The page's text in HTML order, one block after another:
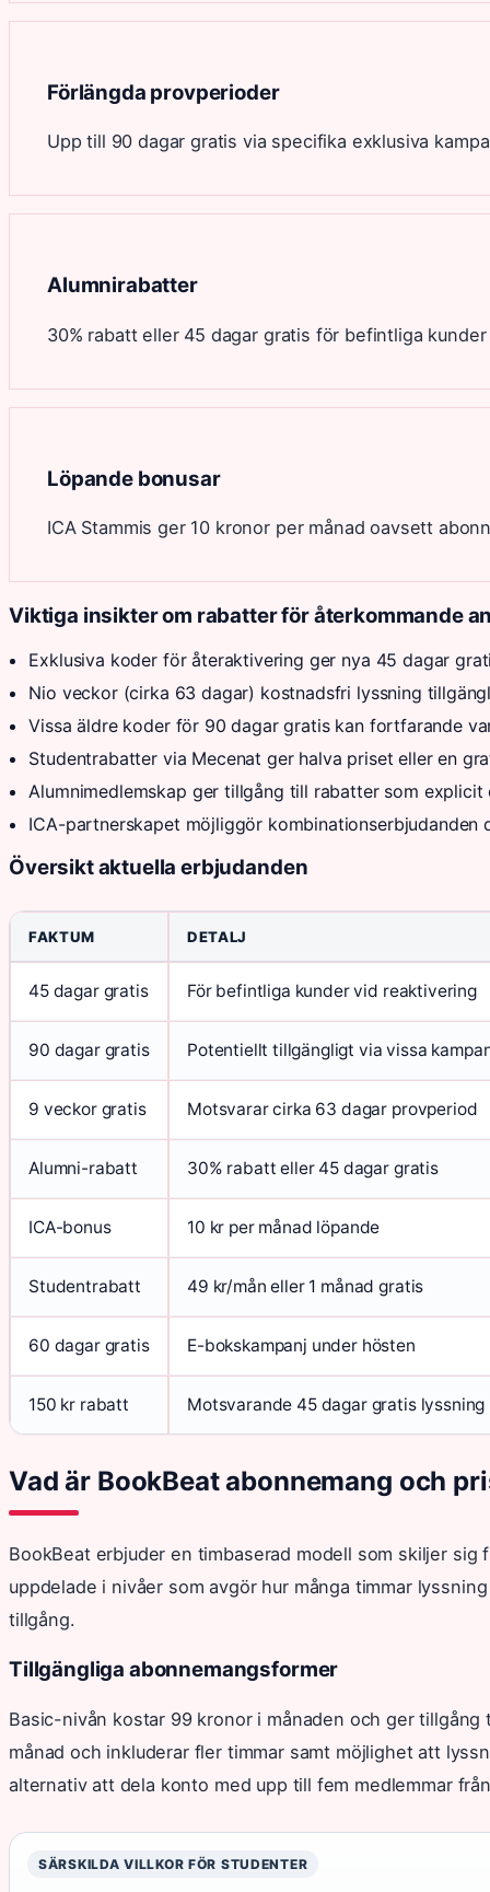
Förlängda provperioder
Upp till 90 dagar gratis via specifika exklusiva
Alumnirabatter
30% rabatt eller 45 dagar gratis för befintliga
Löpande bonusar
ICA Stammis ger 10 kronor per månad oavsett
Viktiga insikter om rabatter för återkommande
Exklusiva koder för återaktivering ger nya 45 dagar
Nio veckor (cirka 63 dagar) kostnadsfri lyssning
Vissa äldre koder för 90 dagar gratis kan fortfarande
Studentrabatter via Mecenat ger halva priset eller en
Alumnimedlemskap ger tillgång till rabatter som
ICA-partnerskapet möjliggör
Översikt aktuella erbjudanden
FAKTUM DETALJ
45 dagar gratis För befintliga kunder vid reaktivering
90 dagar gratis Potentiellt tillgängligt via vissa
9 veckor gratis Motsvarar cirka 63 dagar provperiod
Alumni-rabatt 30% rabatt eller 45 dagar gratis
ICA-bonus 10 kr per månad löpande
Studentrabatt 49 kr/mån eller 1 månad gratis
60 dagar gratis E-bokskampanj under hösten
150 kr rabatt Motsvarande 45 dagar gratis lyssning
Vad är BookBeat abonnemang och
BookBeat erbjuder en timbaserad modell som skiljer sig
uppdelade i nivåer som avgör hur många timmar
tillgång.
Tillgängliga abonnemangsformer
Basic-nivån kostar 99 kronor i månaden och ger
månad och inkluderar fler timmar samt möjlighet att
alternativ att dela konto med upp till fem medlemmar
SÄRSKILDA VILLKOR FÖR STUDENTER